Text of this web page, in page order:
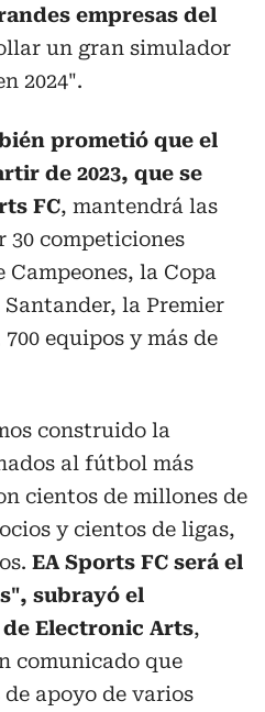
empresas del
un gran simulador
2024".
prometió que el
de 2023, que se
FC, mantendrá las
30 competiciones
la Copa
la Premier
equipos y más de
construido la
al fútbol más
cientos de millones de
y cientos de ligas,
EA Sports FC será el
subrayó el
Electronic Arts,
comunicado que
apoyo de varios